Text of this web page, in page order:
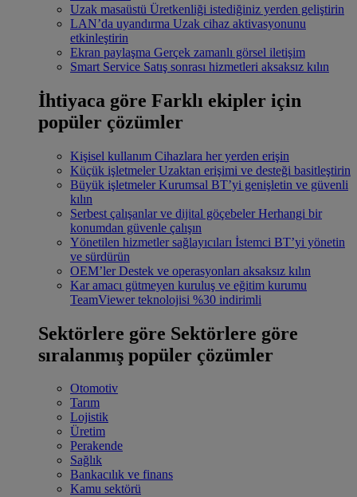
Uzak masaüstü Üretkenliği istediğiniz yerden geliştirin
LAN’da uyandırma Uzak cihaz aktivasyonunu
etkinleştirin
Ekran paylaşma Gerçek zamanlı görsel iletişim
Smart Service Satış sonrası hizmetleri aksaksız kılın
İhtiyaca göre Farklı ekipler için
popüler çözümler
Kişisel kullanım Cihazlara her yerden erişin
Küçük işletmeler Uzaktan erişimi ve desteği basitleştirin
Büyük işletmeler Kurumsal BT’yi genişletin ve güvenli
kılın
Serbest çalışanlar ve dijital göçebeler Herhangi bir
konumdan güvenle çalışın
Yönetilen hizmetler sağlayıcıları İstemci BT’yi yönetin
ve sürdürün
OEM’ler Destek ve operasyonları aksaksız kılın
Kar amacı gütmeyen kuruluş ve eğitim kurumu
TeamViewer teknolojisi %30 indirimli
Sektörlere göre Sektörlere göre
sıralanmış popüler çözümler
Otomotiv
Tarım
Lojistik
Üretim
Perakende
Sağlık
Bankacılık ve finans
Kamu sektörü